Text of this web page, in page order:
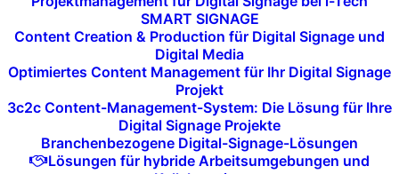
SMART SIGNAGE
Content Creation & Production für Digital Signage und
Digital Media
Optimiertes Content Management für Ihr Digital Signage
Projekt
3c2c Content-Management-System: Die Lösung für Ihre
Digital Signage Projekte
Branchenbezogene Digital-Signage-Lösungen
Lösungen für hybride Arbeitsumgebungen und
Plattformen für
professionelle
Videokonferenzen
Um die Zusammenarbeit auf Distanz zu erleichtern,